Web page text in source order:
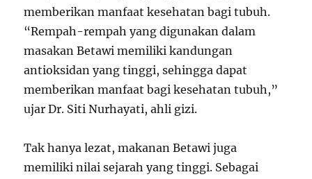
memberikan manfaat kesehatan bagi tubuh.
“Rempah-rempah yang digunakan dalam
masakan Betawi memiliki kandungan
antioksidan yang tinggi, sehingga dapat
memberikan manfaat bagi kesehatan tubuh,”
ujar Dr. Siti Nurhayati, ahli gizi.
Tak hanya lezat, makanan Betawi juga
memiliki nilai sejarah yang tinggi. Sebagai